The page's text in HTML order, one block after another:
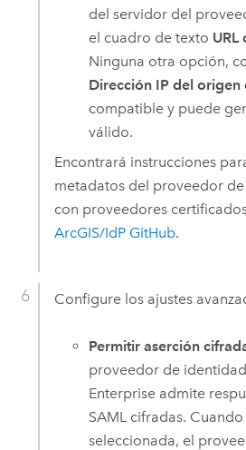
del servidor del
el cuadro de texto
Ninguna otra opción,
Dirección IP del origen
compatible y puede
válido.
Encontrará instrucciones
metadatos del proveedor
con proveedores
ArcGIS/IdP GitHub.
Configure los ajustes
Permitir aserción
proveedor de
Enterprise admite
SAML cifradas.
seleccionada, el